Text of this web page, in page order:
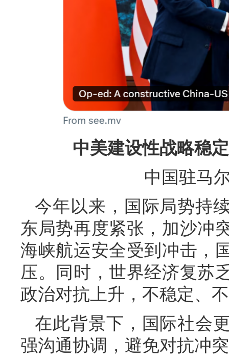
中美建设性战略稳
中国驻马
今年以来，国际局势持
东局势再度紧张，加沙冲
海峡航运安全受到冲击，
压。同时，世界经济复苏
政治对抗上升，不稳定、
在此背景下，国际社会
强沟通协调，避免对抗冲